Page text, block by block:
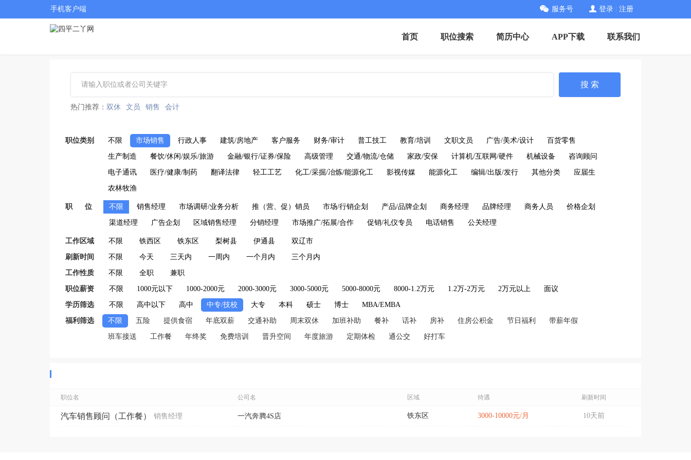
手机客户端 服务号 登录 注册
首页 职位搜索 简历中心 APP下载 联系我们
搜 索
热门推荐： 双休 文员 销售 会计
职位类别 不限 市场销售 行政人事 建筑/房地产 客户服务 财务/审计 普工技工 教育/培训 文职文员 广告/美术/设计 百货零售
生产制造 餐饮/休闲/娱乐/旅游 金融/银行/证券/保险 高级管理 交通/物流/仓储 家政/安保 计算机/互联网/硬件 机械设备 咨询顾问
电子通讯 医疗/健康/制药 翻译法律 轻工工艺 化工/采掘/冶炼/能源化工 影视传媒 能源化工 编辑/出版/发行 其他分类 应届生
农林牧渔
职 位 不限 销售经理 市场调研/业务分析 推（营、促）销员 市场/行销企划 产品/品牌企划 商务经理 品牌经理 商务人员 价格企划
渠道经理 广告企划 区域销售经理 分销经理 市场推广/拓展/合作 促销/礼仪专员 电话销售 公关经理
工作区域 不限 铁西区 铁东区 梨树县 伊通县 双辽市
刷新时间 不限 今天 三天内 一周内 一个月内 三个月内
工作性质 不限 全职 兼职
职位薪资 不限 1000元以下 1000-2000元 2000-3000元 3000-5000元 5000-8000元 8000-1.2万元 1.2万-2万元 2万元以上 面议
学历筛选 不限 高中以下 高中 中专/技校 大专 本科 硕士 博士 MBA/EMBA
福利筛选 不限 五险 提供食宿 年底双薪 交通补助 周末双休 加班补助 餐补 话补 房补 住房公积金 节日福利 带薪年假
班车接送 工作餐 年终奖 免费培训 晋升空间 年度旅游 定期体检 通公交 好打车
职位名 公司名 区域 待遇 刷新时间
汽车销售顾问（工作餐） 销售经理 一汽奔腾4S店 铁东区 3000-10000元/月 10天前